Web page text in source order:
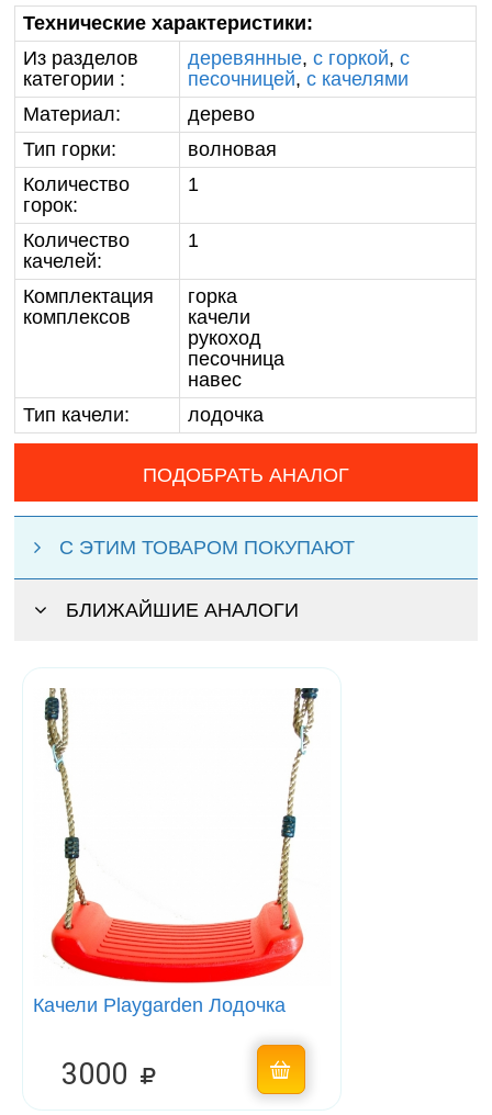
Технические характеристики:
Из разделов
категории :
деревянные,с горкой,с
песочницей,с качелями
Материал:
дерево
Тип горки:
волновая
Количество
горок:
1
Количество
качелей:
1
Комплектация
комплексов
горка
качели
рукоход
песочница
навес
Тип качели:
лодочка
ПОДОБРАТЬ АНАЛОГ
С ЭТИМ ТОВАРОМ ПОКУПАЮТ
БЛИЖАЙШИЕ АНАЛОГИ
Качели Playgarden Лодочка
3000